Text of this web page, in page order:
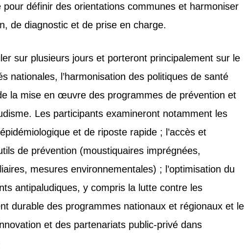
définir des orientations communes et harmoniser
de diagnostic et de prise en charge.
sur plusieurs jours et porteront principalement sur le
nationales, l’harmonisation des politiques de santé
la mise en œuvre des programmes de prévention et
Les participants examineront notamment les
et de riposte rapide ; l’accès et
de prévention (moustiquaires imprégnées,
mesures environnementales) ; l’optimisation du
antipaludiques, y compris la lutte contre les
durable des programmes nationaux et régionaux et le
et des partenariats public‑privé dans